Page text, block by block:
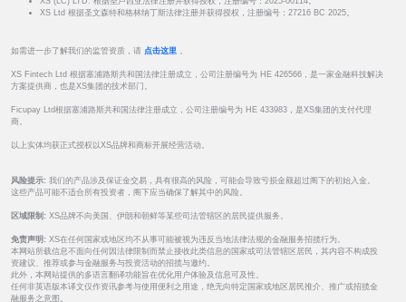
XS Ltd 根据圣文森特和格林纳丁斯法律注册并获得授权，注册编号：27216 BC 2025。
如需进一步了解我们的监管资质，请 点击这里 。
XS Fintech Ltd 根据塞浦路斯共和国法律注册成立，公司注册编号为 HE 426566，是一家金融科技解决
方案提供商，也是XS集团的技术部门。
Ficupay Ltd根据塞浦路斯共和国法律注册成立，公司注册编号为 HE 433983，是XS集团的支付代理
商。
以上实体均获正式授权以XS品牌和商标开展经营活动。
风险提示: 我们的产品涉及保证金交易，具有很高的风险，可能会导致亏损金额超过阁下的初始入金。
这些产品可能不适合所有投资者，阁下应当确保了解其中的风险。
区域限制: XS品牌不向美国、伊朗和朝鲜等某些司法管辖区的居民提供服务。
免责声明: XS在任何国家或地区均不从事可能被视为违反当地法律法规的金融服务招揽行为。
本网站所载信息不面向任何因法律限制而禁止接收此类信息的国家或司法管辖区居民，其内容不构成投
资建议、推荐或参与金融服务与投资活动的招揽与邀约。
此外，本网站提供的多语言翻译功能旨在优化用户体验及信息可及性。
任何非英语版本译文仅作资讯参考与使用便利之用途，绝无向特定国家或地区居民推介、推广或招揽金
融服务之意图。